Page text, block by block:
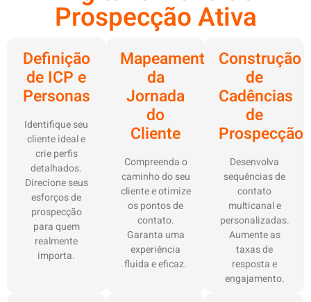
Prospecção Ativa
Definição
de ICP e
Personas
Identifique seu
cliente ideal e
crie perfis
detalhados.
Direcione seus
esforços de
prospecção
para quem
realmente
importa.
Mapeamento
da
Jornada
do
Cliente
Compreenda o
caminho do seu
cliente e otimize
os pontos de
contato.
Garanta uma
experiência
fluida e eficaz.
Construção
de
Cadências
de
Prospecção
Desenvolva
sequências de
contato
multicanal e
personalizadas.
Aumente as
taxas de
resposta e
engajamento.